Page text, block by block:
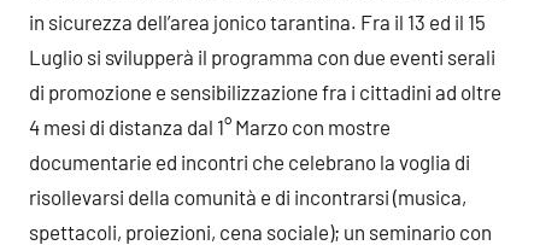
in sicurezza dell’area jonico tarantina. Fra il 13 ed il 15
Luglio si svilupperà il programma con due eventi serali
di promozione e sensibilizzazione fra i cittadini ad oltre
4 mesi di distanza dal 1° Marzo con mostre
documentarie ed incontri che celebrano la voglia di
risollevarsi della comunità e di incontrarsi (musica,
spettacoli, proiezioni, cena sociale); un seminario con